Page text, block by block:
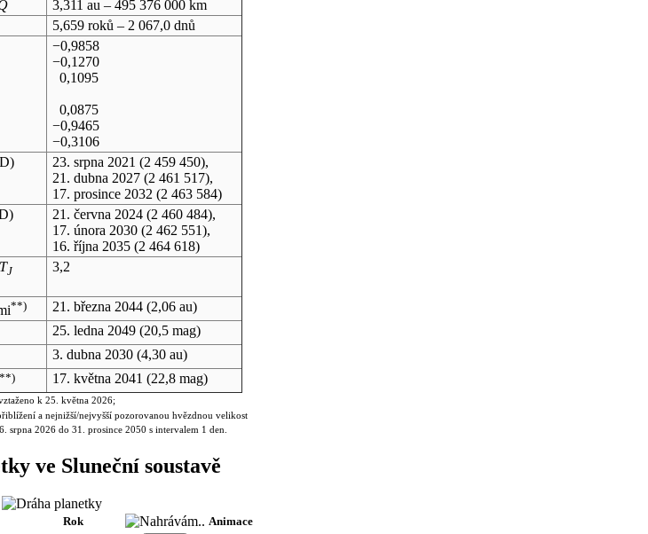
3,311 au – 495 376 000 km
5,659 roků – 2 067,0 dnů
−0,9858
−0,1270
0,1095
0,0875
−0,9465
−0,3106
) 23. srpna 2021 (2 459 450),
21. dubna 2027(2 461 517),
17. prosince 2032 (2 463 584)
) 21. června 2024(2 460 484),
17. února 2030(2 462 551),
16. října 2035(2 464 618)
TJ 3,2
**) 21. března 2044(2,06 au)
25. ledna 2049(20,5 mag)
3. dubna 2030(4,30 au)
17. května 2041 (22,8 mag)
k 25. května 2026;
a nejnižší/nejvyšší pozorovanou hvězdnou velikost
srpna 2026 do 31. prosince 2050 s intervalem 1 den.
ve Sluneční soustavě
Rok Animace